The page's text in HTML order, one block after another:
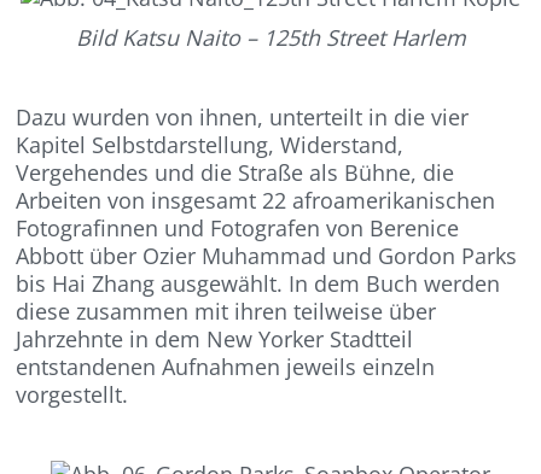
Bild Katsu Naito – 125th Street Harlem
Dazu wurden von ihnen, unterteilt in die vier
Kapitel Selbstdarstellung, Widerstand,
Vergehendes und die Straße als Bühne, die
Arbeiten von insgesamt 22 afroamerikanischen
Fotografinnen und Fotografen von Berenice
Abbott über Ozier Muhammad und Gordon Parks
bis Hai Zhang ausgewählt. In dem Buch werden
diese zusammen mit ihren teilweise über
Jahrzehnte in dem New Yorker Stadtteil
entstandenen Aufnahmen jeweils einzeln
vorgestellt.